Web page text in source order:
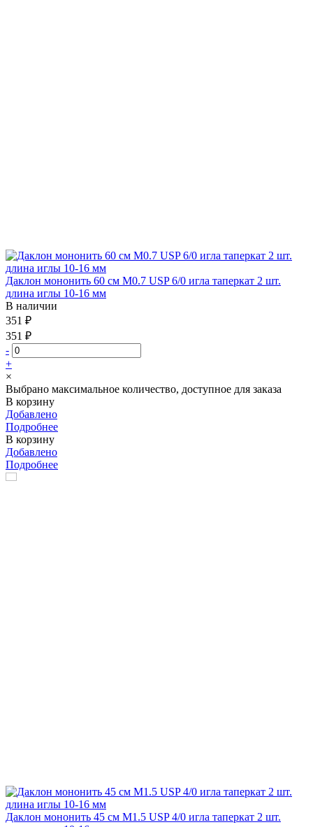
Даклон мононить 60 см М0.7 USP 6/0 игла таперкат 2 шт.
длина иглы 10-16 мм
В наличии
351 ₽
351 ₽
-
+
×
Выбрано максимальное количество, доступное для заказа
В корзину
Добавлено
Подробнее
В корзину
Добавлено
Подробнее
Даклон мононить 45 см М1.5 USP 4/0 игла таперкат 2 шт.